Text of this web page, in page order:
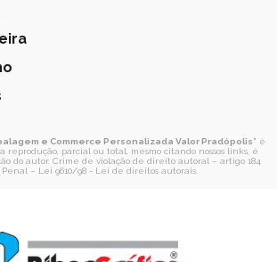
e Commerce Personalizada Valor Pradópolis" é
reprodução, parcial ou total, mesmo citando nossos links, é
do autor. Crime de violação de direito autoral – artigo 184
Penal – Lei 9610/98 - Lei de direitos autorais.